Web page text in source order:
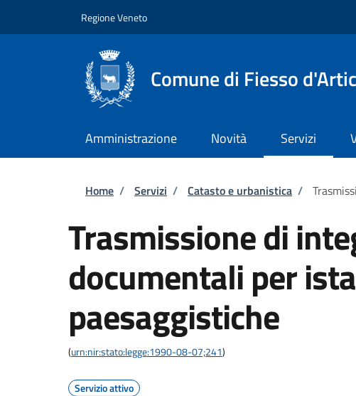
Regione Veneto
Comune di Fiesso
Amministrazione Novità Servizi
Briciole di pane
Home / Servizi / Catasto e urbanistica /
Trasmissione di
documentali per
paesaggistiche
(urn:nir:stato:legge:1990-08-07;241)
Servizio attivo